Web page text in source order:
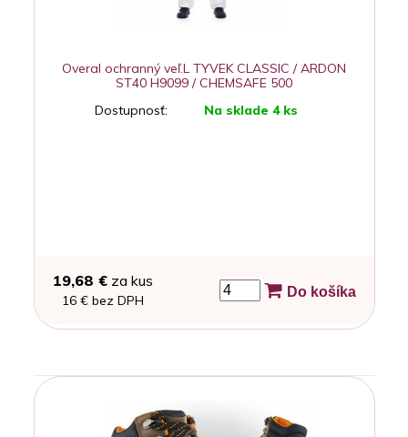
Overal ochranný veľ.L TYVEK CLASSIC / ARDON
ST40 H9099 / CHEMSAFE 500
Dostupnosť:
Na sklade 4 ks
19,68 €za kus
16 € bez DPH
Do košíka